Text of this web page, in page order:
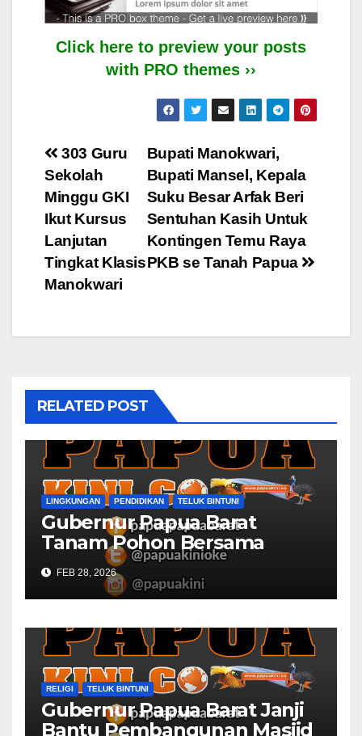
Click here to preview your posts
with PRO themes ››
Post
navigation
Bupati Manokwari,
Bupati Mansel, Kepala
Suku Besar Arfak Beri
Sentuhan Kasih Untuk
Kontingen Temu Raya
PKB se Tanah Papua
303 Guru
Sekolah
Minggu GKI
Ikut Kursus
Lanjutan
Tingkat Klasis
Manokwari
RELATED POST
LINGKUNGAN PENDIDIKAN TELUK BINTUNI
Gubernur Papua Barat
Tanam Pohon Bersama
Civitas Academica
Universitas Muhammadiyah
FEB 28, 2026
RELIGI TELUK BINTUNI
Gubernur Papua Barat Janji
Bantu Pembangunan Masjid